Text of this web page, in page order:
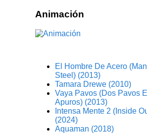
Animación
El Hombre De Acero
Steel) (2013)
Tamara Drewe (2010)
Vaya Pavos (Dos Pavos
Apuros) (2013)
Intensa Mente 2 (Inside
(2024)
Aquaman (2018)